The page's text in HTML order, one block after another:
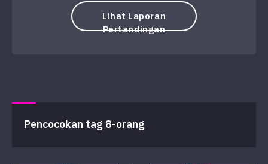
Lihat Laporan
Pertandingan
Pencocokan tag 8-orang